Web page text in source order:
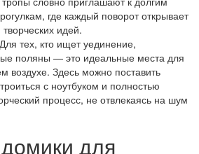
где каждый поворот открывает
идей.
тех, кто ищет уединение,
поляны — это идеальные места для
воздухе. Здесь можно поставить
с ноутбуком и полностью
процесс, не отвлекаясь на шум
для